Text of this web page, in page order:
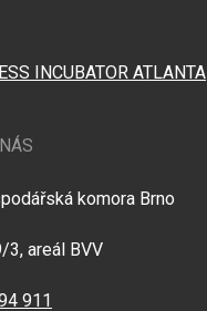
INCUBATOR ATLANTA
komora Brno
areál BVV
911